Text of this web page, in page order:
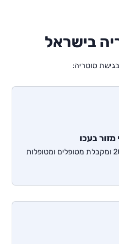
בישראל
בעכו
יחידה שקמה בשנת 2023 ומקבלת מטופלים ומטופלות